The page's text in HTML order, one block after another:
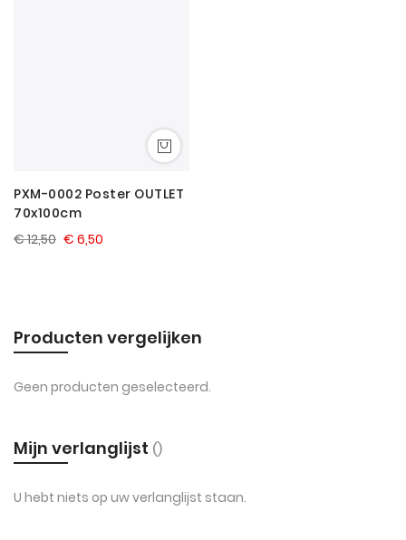
PXM-0002 Poster OUTLET
70x100cm
€ 6,50
€ 12,50
Producten vergelijken
Geen producten geselecteerd.
Mijn verlanglijst
U hebt niets op uw verlanglijst staan.